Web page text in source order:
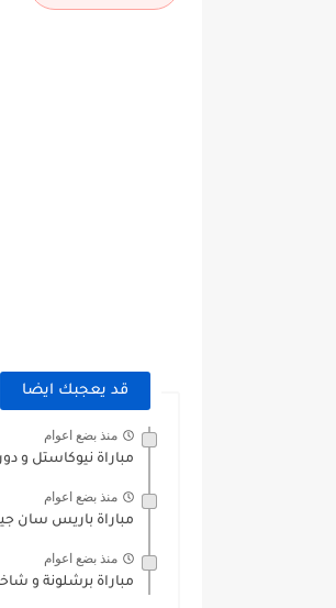
قد يعجبك ايضا
منذ بضع اعوام
مباراة نيوكاستل و
منذ بضع اعوام
مباراة باريس سان
منذ بضع اعوام
مباراة برشلونة و